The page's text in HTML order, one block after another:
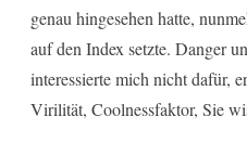
genau hingesehen hatte,
auf den Index setzte. Danger
interessierte mich nicht dafür,
Virilität, Coolnessfaktor, Sie